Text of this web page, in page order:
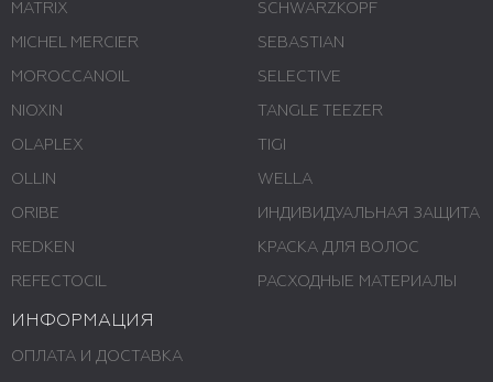
MATRIX
MICHEL MERCIER
MOROCCANOIL
NIOXIN
OLAPLEX
OLLIN
ORIBE
REDKEN
REFECTOCIL
SCHWARZKOPF
SEBASTIAN
SELECTIVE
TANGLE TEEZER
TIGI
WELLA
ИНДИВИДУАЛЬНАЯ ЗАЩИТА
КРАСКА ДЛЯ ВОЛОС
РАСХОДНЫЕ МАТЕРИАЛЫ
ИНФОРМАЦИЯ
ОПЛАТА И ДОСТАВКА